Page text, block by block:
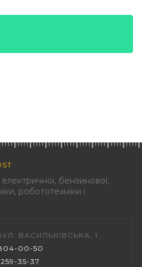
бензинової,
робототехніки і
ВАСИЛЬКІВСЬКА, 1
00-50
35-37